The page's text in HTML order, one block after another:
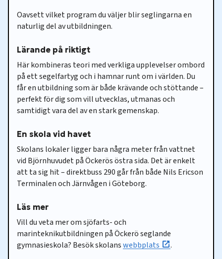
Oavsett vilket program du väljer blir seglingarna en
naturlig del av utbildningen.
Lärande på riktigt
Här kombineras teori med verkliga upplevelser ombord
på ett segelfartyg och i hamnar runt om i världen. Du
får en utbildning som är både krävande och stöttande –
perfekt för dig som vill utvecklas, utmanas och
samtidigt vara del av en stark gemenskap.
En skola vid havet
Skolans lokaler ligger bara några meter från vattnet
vid Björnhuvudet på Öckerös östra sida. Det är enkelt
att ta sig hit – direktbuss 290 går från både Nils Ericson
Terminalen och Järnvågen i Göteborg.
Läs mer
Vill du veta mer om sjöfarts- och
marinteknikutbildningen på Öckerö seglande
gymnasieskola? Besök skolanswebbplats .